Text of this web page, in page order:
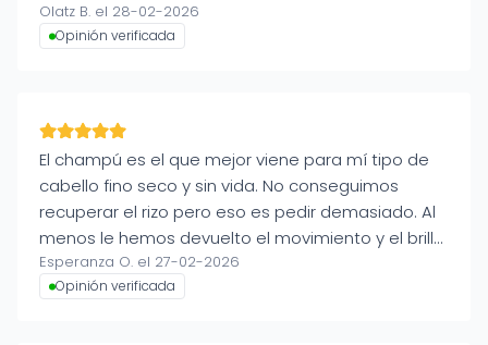
Olatz B. el 28-02-2026
Opinión verificada
El champú es el que mejor viene para mí tipo de
cabello fino seco y sin vida. No conseguimos
recuperar el rizo pero eso es pedir demasiado. Al
menos le hemos devuelto el movimiento y el brillo
que no es poco.
Esperanza O. el 27-02-2026
Opinión verificada